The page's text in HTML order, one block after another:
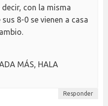
con la misma
8-0 se vienen a casa
MÁS, HALA
Responder